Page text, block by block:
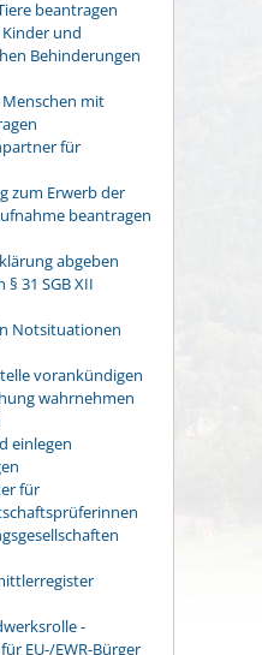
beantragen
und
Behinderungen
mit
für
zum Erwerb der
beantragen
abgeben
31 SGB XII
Notsituationen
vorankündigen
wahrnehmen
einlegen
für
-
EU-/EWR-Bürger